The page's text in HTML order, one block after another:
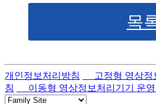
목
개인정보처리방침
고정형 영상정
침
이동형 영상정보처리기기 운영